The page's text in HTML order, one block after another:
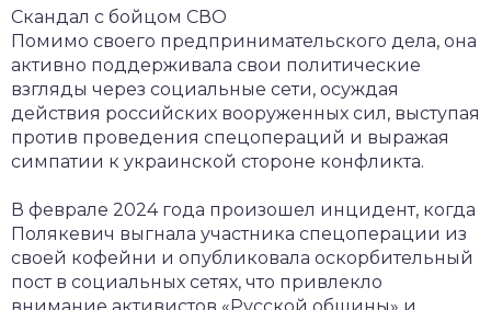
Скандал с бойцом СВО
Помимо своего предпринимательского дела, она
активно поддерживала свои политические
взгляды через социальные сети, осуждая
действия российских вооруженных сил, выступая
против проведения спецопераций и выражая
симпатии к украинской стороне конфликта.
В феврале 2024 года произошел инцидент, когда
Полякевич выгнала участника спецоперации из
своей кофейни и опубликовала оскорбительный
пост в социальных сетях, что привлекло